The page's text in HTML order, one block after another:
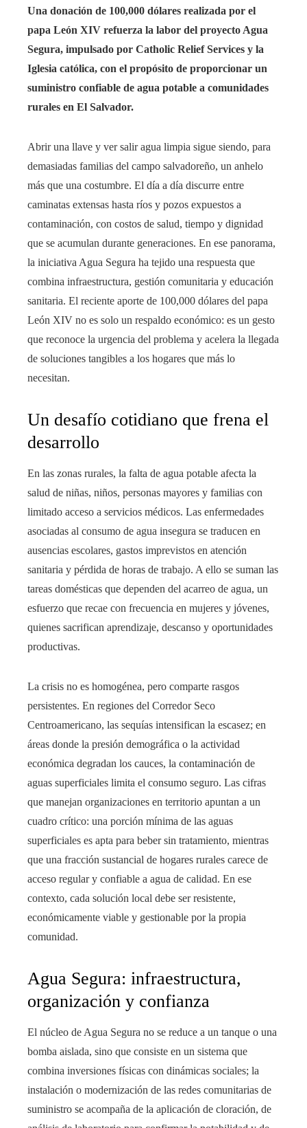
Una donación de 100,000 dólares realizada por el
papa León XIV refuerza la labor del proyecto Agua
Segura, impulsado por Catholic Relief Services y la
Iglesia católica, con el propósito de proporcionar un
suministro confiable de agua potable a comunidades
rurales en El Salvador.
Abrir una llave y ver salir agua limpia sigue siendo, para
demasiadas familias del campo salvadoreño, un anhelo
más que una costumbre. El día a día discurre entre
caminatas extensas hasta ríos y pozos expuestos a
contaminación, con costos de salud, tiempo y dignidad
que se acumulan durante generaciones. En ese panorama,
la iniciativa Agua Segura ha tejido una respuesta que
combina infraestructura, gestión comunitaria y educación
sanitaria. El reciente aporte de 100,000 dólares del papa
León XIV no es solo un respaldo económico: es un gesto
que reconoce la urgencia del problema y acelera la llegada
de soluciones tangibles a los hogares que más lo
necesitan.
Un desafío cotidiano que frena el
desarrollo
En las zonas rurales, la falta de agua potable afecta la
salud de niñas, niños, personas mayores y familias con
limitado acceso a servicios médicos. Las enfermedades
asociadas al consumo de agua insegura se traducen en
ausencias escolares, gastos imprevistos en atención
sanitaria y pérdida de horas de trabajo. A ello se suman las
tareas domésticas que dependen del acarreo de agua, un
esfuerzo que recae con frecuencia en mujeres y jóvenes,
quienes sacrifican aprendizaje, descanso y oportunidades
productivas.
La crisis no es homogénea, pero comparte rasgos
persistentes. En regiones del Corredor Seco
Centroamericano, las sequías intensifican la escasez; en
áreas donde la presión demográfica o la actividad
económica degradan los cauces, la contaminación de
aguas superficiales limita el consumo seguro. Las cifras
que manejan organizaciones en territorio apuntan a un
cuadro crítico: una porción mínima de las aguas
superficiales es apta para beber sin tratamiento, mientras
que una fracción sustancial de hogares rurales carece de
acceso regular y confiable a agua de calidad. En ese
contexto, cada solución local debe ser resistente,
económicamente viable y gestionable por la propia
comunidad.
Agua Segura: infraestructura,
organización y confianza
El núcleo de Agua Segura no se reduce a un tanque o una
bomba aislada, sino que consiste en un sistema que
combina inversiones físicas con dinámicas sociales; la
instalación o modernización de las redes comunitarias de
suministro se acompaña de la aplicación de cloración, de